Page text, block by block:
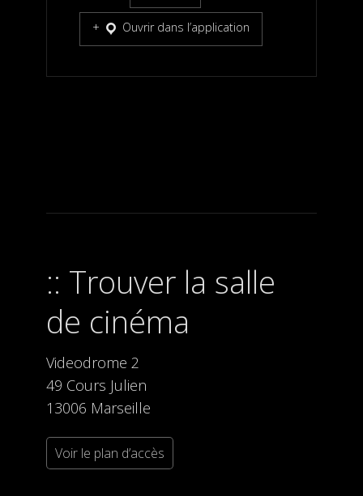
Ouvrir dans l’application
Trouver la salle
de cinéma
Videodrome 2
49 Cours Julien
13006 Marseille
Voir le plan d’accès